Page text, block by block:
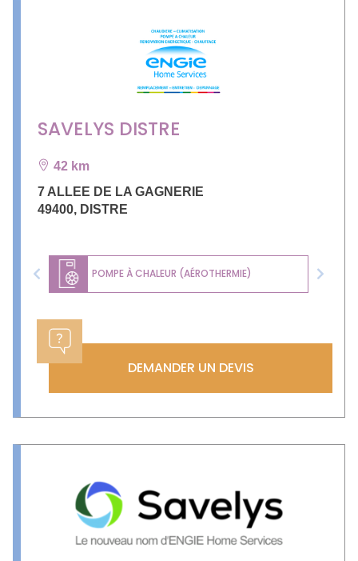
SAVELYS DISTRE
42 km
7 ALLEE DE LA GAGNERIE
49400, DISTRE
POMPE À CHALEUR (AÉROTHERMIE)
Previous Next
DEMANDER UN DEVIS